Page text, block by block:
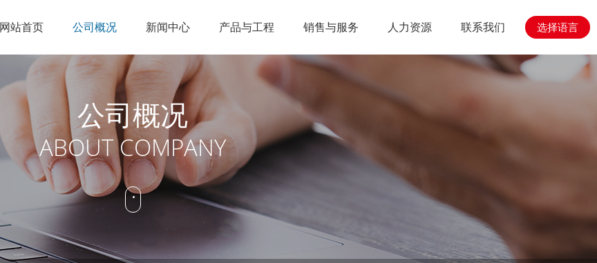
网站首页 公司概况
企业简介
科研实力
企业文化
资质荣誉
公司概况
新闻中心
公司新闻
行业资讯
新闻中心
产品与工程
节能点火
锅炉改造
低NOX燃烧
特种燃烧
工业火炬
燃烧控制
烟气治理
销售与服务
销售网络
人力资源
人才理念
联系我们 选择语言
公司概况
ABOUT COMPANY